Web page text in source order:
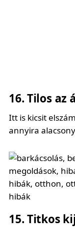
16 Tilos az
Itt is kicsit
annyira
15 Titkos